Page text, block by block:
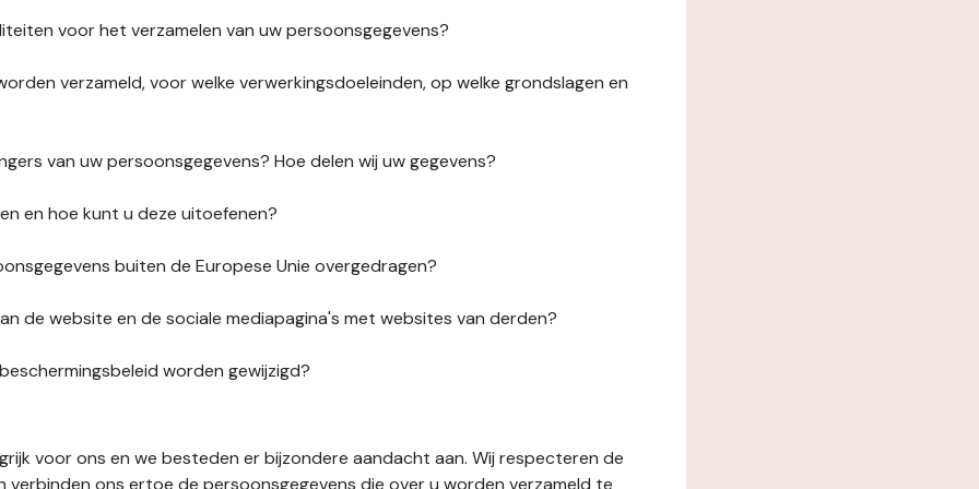
voor het verzamelen van uw persoonsgegevens?
verzameld, voor welke verwerkingsdoeleinden, op welke grondslagen en
van uw persoonsgegevens? Hoe delen wij uw gegevens?
en hoe kunt u deze uitoefenen?
buiten de Europese Unie overgedragen?
de website en de sociale mediapagina's met websites van derden?
worden gewijzigd?
voor ons en we besteden er bijzondere aandacht aan. Wij respecteren de
verbinden ons ertoe de persoonsgegevens die over u worden verzameld te